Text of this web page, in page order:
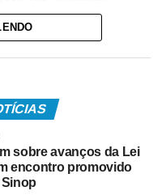
uma conversa sobre a
da pipa e, ao final,
as criações no ar.
brincadeiras, interação e
sobre avanços da Lei
encontro promovido